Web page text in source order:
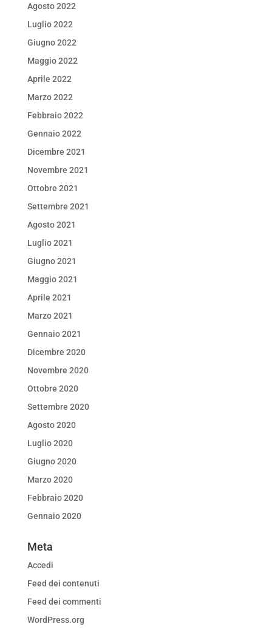
Agosto 2022
Luglio 2022
Giugno 2022
Maggio 2022
Aprile 2022
Marzo 2022
Febbraio 2022
Gennaio 2022
Dicembre 2021
Novembre 2021
Ottobre 2021
Settembre 2021
Agosto 2021
Luglio 2021
Giugno 2021
Maggio 2021
Aprile 2021
Marzo 2021
Gennaio 2021
Dicembre 2020
Novembre 2020
Ottobre 2020
Settembre 2020
Agosto 2020
Luglio 2020
Giugno 2020
Marzo 2020
Febbraio 2020
Gennaio 2020
Meta
Accedi
Feed dei contenuti
Feed dei commenti
WordPress.org